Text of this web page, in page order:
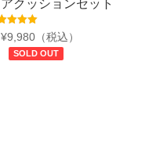
アクッションセット
5段階中
5.00
の評価
¥9,980 （税込）
SOLD OUT